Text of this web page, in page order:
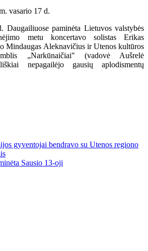
vasario 17 d.
Daugailiuose paminėta Lietuvos valstybės
metu koncertavo solistas Erikas
Mindaugas Aleknavičius ir Utenos kultūros
„Narkūnaičiai" (vadovė Aušrelė
nepagailėjo gausių aplodismentų
gyventojai bendravo su Utenos regiono
Sausio 13-oji